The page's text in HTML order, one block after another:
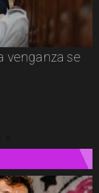
venganza se